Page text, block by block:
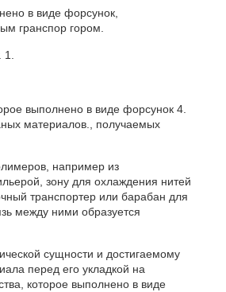
в виде форсунок,
гранспор гором.
выполнено в виде форсунок 4.
материалов., получаемых
например из
зону для охлаждения нитей
транспортер или барабан для
между ними образуется
сущности и достигаемому
перед его укладкой на
которое выполнено в виде